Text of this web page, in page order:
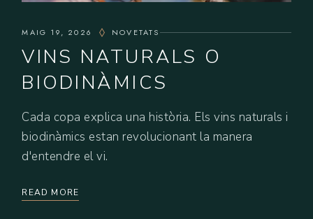
MAIG 19, 2026 NOVETATS
VINS NATURALS O
BIODINÀMICS
Cada copa explica una història. Els vins naturals i
biodinàmics estan revolucionant la manera
d'entendre el vi.
READ MORE